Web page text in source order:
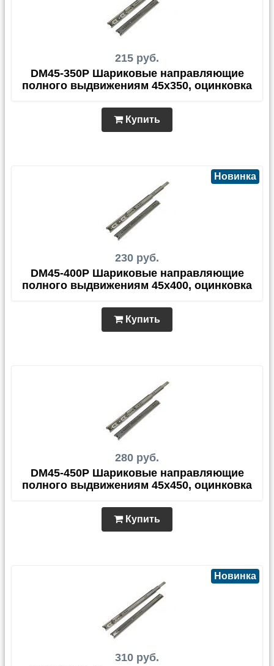
215 руб.
DM45-350P Шариковые направляющие
полного выдвижениям 45х350, оцинковка
Купить
230 руб.
Новинка
DM45-400P Шариковые направляющие
полного выдвижениям 45х400, оцинковка
Купить
280 руб.
DM45-450P Шариковые направляющие
полного выдвижениям 45х450, оцинковка
Купить
310 руб.
Новинка